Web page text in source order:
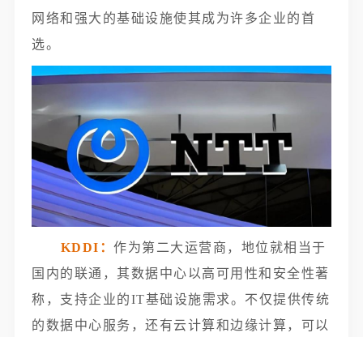
网络和强大的基础设施使其成为许多企业的首
选。
KDDI：作为第二大运营商，地位就相当于
国内的联通，其数据中心以高可用性和安全性著
称，支持企业的IT基础设施需求。不仅提供传统
的数据中心服务，还有云计算和边缘计算，可以